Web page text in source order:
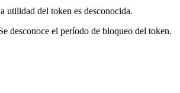
utilidad del token es desconocida.
desconoce el período de bloqueo del token.